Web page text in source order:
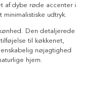
af dybe røde accenter i
udtryk.
Den detaljerede
til køkkenet,
nøjagtighed
hjem.